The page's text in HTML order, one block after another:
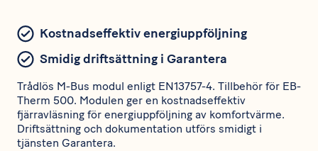
Kostnadseffektiv energiuppföljning
Smidig driftsättning i Garantera
Trådlös M-Bus modul enligt EN13757-4. Tillbehör för EB-
Therm 500. Modulen ger en kostnadseffektiv
fjärravläsning för energiuppföljning av komfortvärme.
Driftsättning och dokumentation utförs smidigt i
tjänsten Garantera.